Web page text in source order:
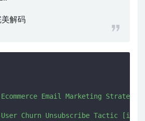
美解码
Ecommerce Email Marketing
Churn Unsubscribe Tactic